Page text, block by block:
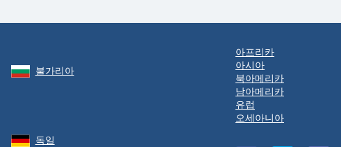
불가리아
독일
아프리카
아시아
북아메리카
남아메리카
유럽
오세아니아